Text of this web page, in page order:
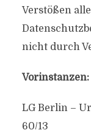
Verstößen
nicht durch
Vorinstanzen:
LG Berlin –
60/13